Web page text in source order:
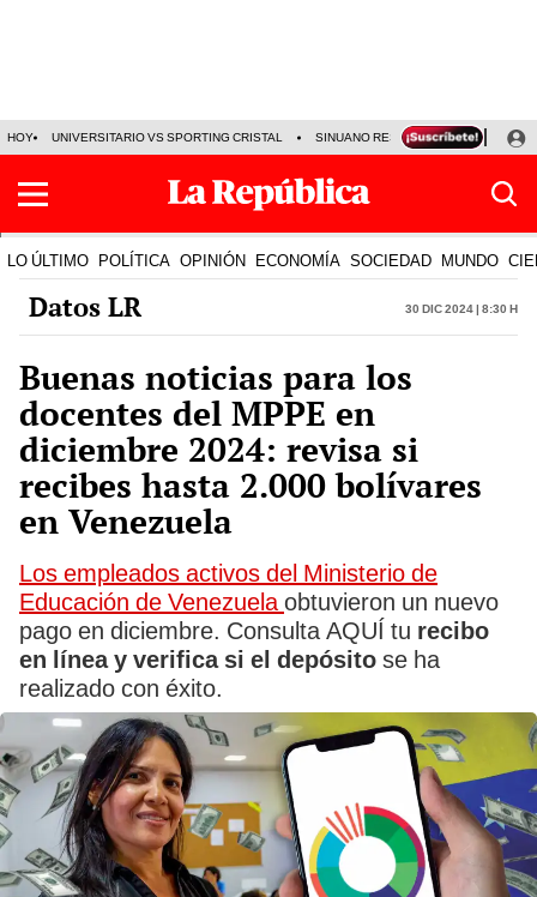
HOY UNIVERSITARIO VS SPORTING CRISTAL SINUANO RESULTADOS HOY
LO ÚLTIMO POLÍTICA OPINIÓN ECONOMÍA SOCIEDAD MUNDO
Datos LR 30 Dic 2024 | 8:30 h
Buenas noticias para los
docentes del MPPE en
diciembre 2024: revisa si
recibes hasta 2.000 bolívares
en Venezuela
Los empleados activos del Ministerio de
Educación de Venezuelaobtuvieron un nuevo
pago en diciembre. Consulta AQUÍ tu recibo
en línea y verifica si el depósito se ha
realizado con éxito.